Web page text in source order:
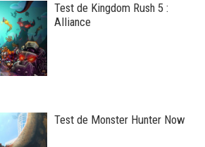
Test de Kingdom Rush 5 :
Alliance
Test de Monster Hunter Now